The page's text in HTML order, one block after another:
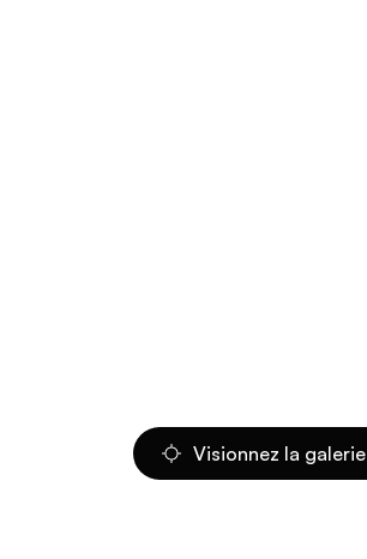
Visionnez la galerie